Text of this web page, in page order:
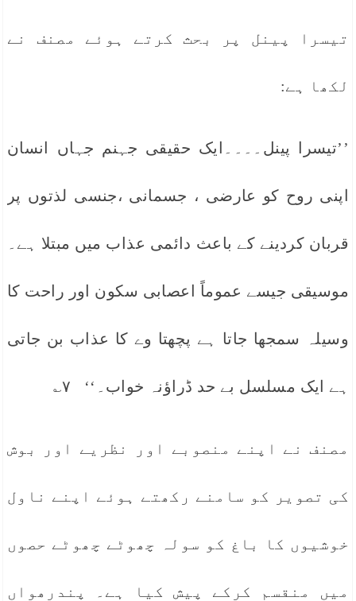
تیسرا پینل پر بحث کرتے ہوئے مصنف نے
لکھا ہے:
’’تیسرا پینل۔۔۔۔ایک حقیقی جہنم جہاں انسان
اپنی روح کو عارضی ، جسمانی ،جنسی لذتوں پر
قربان کردینے کے باعث دائمی عذاب میں مبتلا ہے۔
موسیقی جیسے عموماً اعصابی سکون اور راحت کا
وسیلہ سمجھا جاتا ہے پچھتا وے کا عذاب بن جاتی
ہے ایک مسلسل بے حد ڈراؤنہ خواب۔‘‘ ۷؎
مصنف نے اپنے منصوبے اور نظریے اور بوش
کی تصویر کو سامنے رکھتے ہوئے اپنے ناول
خوشیوں کا باغ کو سولہ چھوٹے چھوٹے حصوں
میں منقسم کرکے پیش کیا ہے۔ پندرھواں